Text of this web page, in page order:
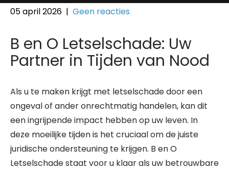
05 april 2026 | Geen reacties
B en O Letselschade: Uw
Partner in Tijden van Nood
Als u te maken krijgt met letselschade door een
ongeval of ander onrechtmatig handelen, kan dit
een ingrijpende impact hebben op uw leven. In
deze moeilijke tijden is het cruciaal om de juiste
juridische ondersteuning te krijgen. B en O
Letselschade staat voor u klaar als uw betrouwbare